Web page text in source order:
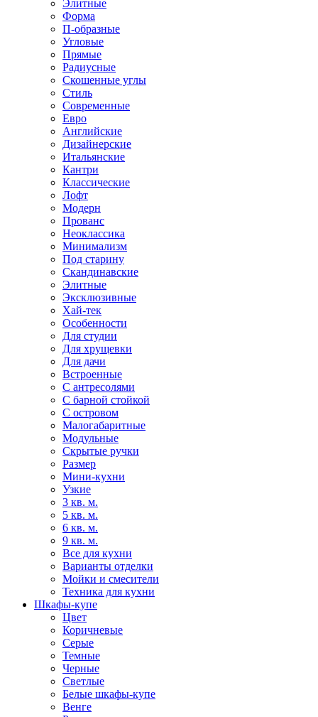
Элитные
Форма
П-образные
Угловые
Прямые
Радиусные
Скошенные углы
Стиль
Современные
Евро
Английские
Дизайнерские
Итальянские
Кантри
Классические
Лофт
Модерн
Прованс
Неоклассика
Минимализм
Под старину
Скандинавские
Элитные
Эксклюзивные
Хай-тек
Особенности
Для студии
Для хрущевки
Для дачи
Встроенные
С антресолями
С барной стойкой
С островом
Малогабаритные
Модульные
Скрытые ручки
Размер
Мини-кухни
Узкие
3 кв. м.
5 кв. м.
6 кв. м.
9 кв. м.
Все для кухни
Варианты отделки
Мойки и смесители
Техника для кухни
Шкафы-купе
Цвет
Коричневые
Серые
Темные
Черные
Светлые
Белые шкафы-купе
Венге